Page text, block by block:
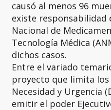
causó al menos 96
existe responsabilidad
Nacional de
Tecnología Médica
dichos casos.
Entre el variado
proyecto que limita los
Necesidad y Urgencia
emitir el poder